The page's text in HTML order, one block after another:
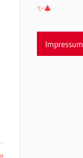
✨🎄
Impressum